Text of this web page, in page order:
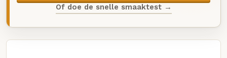
Of doe de snelle smaaktest →